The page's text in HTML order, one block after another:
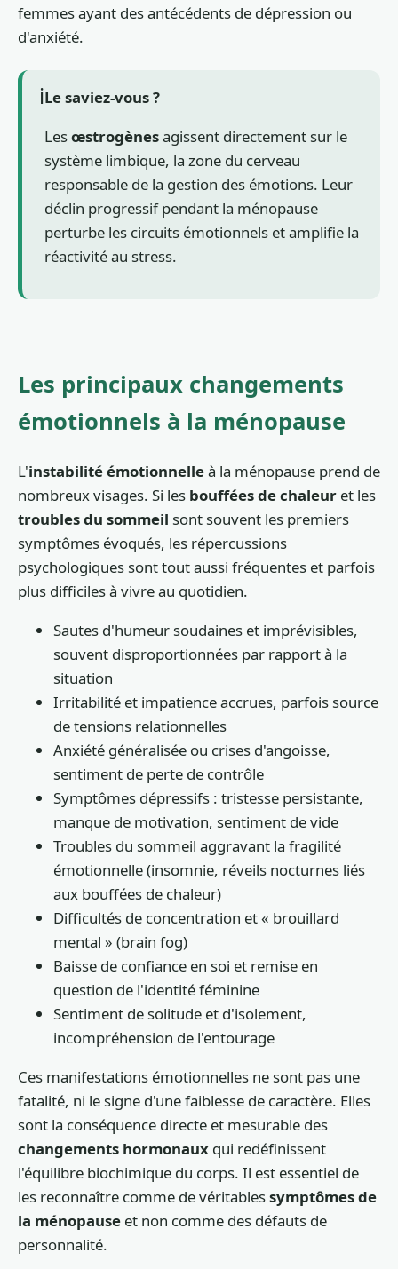
femmes ayant des antécédents de dépression ou
d'anxiété.
ℹ️Le saviez-vous ?
Lesœstrogènesagissent directement sur le
système limbique, la zone du cerveau
responsable de la gestion des émotions. Leur
déclin progressif pendant la ménopause
perturbe les circuits émotionnels et amplifie la
réactivité au stress.
Les principaux changements
émotionnels à la ménopause
L'instabilité émotionnelleà la ménopause prend de
nombreux visages. Si les bouffées de chaleur et les
troubles du sommeil sont souvent les premiers
symptômes évoqués, les répercussions
psychologiques sont tout aussi fréquentes et parfois
plus difficiles à vivre au quotidien.
Sautes d'humeur soudaines et imprévisibles,
souvent disproportionnées par rapport à la
situation
Irritabilité et impatience accrues, parfois source
de tensions relationnelles
Anxiété généralisée ou crises d'angoisse,
sentiment de perte de contrôle
Symptômes dépressifs : tristesse persistante,
manque de motivation, sentiment de vide
Troubles du sommeil aggravant la fragilité
émotionnelle (insomnie, réveils nocturnes liés
aux bouffées de chaleur)
Difficultés de concentration et « brouillard
mental » (brain fog)
Baisse de confiance en soi et remise en
question de l'identité féminine
Sentiment de solitude et d'isolement,
incompréhension de l'entourage
Ces manifestations émotionnelles ne sont pas une
fatalité, ni le signe d'une faiblesse de caractère. Elles
sont la conséquence directe et mesurable des
changements hormonaux qui redéfinissent
l'équilibre biochimique du corps. Il est essentiel de
les reconnaître comme de véritablessymptômes de
la ménopause et non comme des défauts de
personnalité.